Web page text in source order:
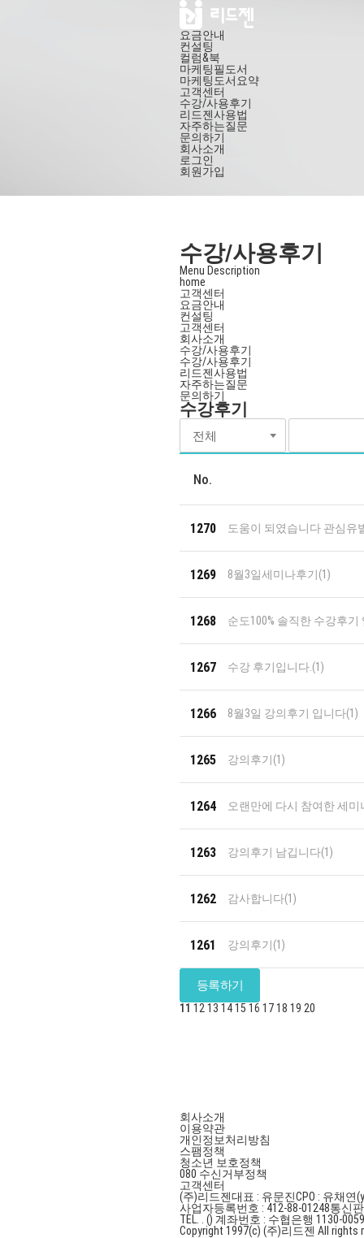
요금안내
컨설팅
컬럼&북
마케팅필도서
마케팅도서요약
고객센터
수강/사용후기
리드젠사용법
자주하는질문
문의하기
회사소개
로그인
회원가입
수강/사용후기
Menu Description
home
고객센터
요금안내
컨설팅
고객센터
회사소개
수강/사용후기
수강/사용후기
리드젠사용법
자주하는질문
문의하기
수강후기
No.
1270 도움이 되였습니다 관심유
1269 8월3일세미나후기(1)
1268 순도100% 솔직한 수강후기
1267 수강 후기입니다. (1)
1266 8월3일 강의후기 입니다(1)
1265 강의후기(1)
1264 오랜만에 다시 참여한 세
1263 강의후기 남깁니다(1)
1262 감사합니다(1)
1261 강의후기(1)
등록하기
11 12 13 1415 16 1718 19 20
회사소개
이용약관
개인정보처리방침
스팸정책
청소년 보호정책
080 수신거부정책
고객센터
(주)리드젠대표 : 유문진CPO : 유채연
사업자등록번호 : 412-88-01248통신
TEL. . () 계좌번호 : 수협은행 1130-
Copyright 1997(c) (주)리드젠 All rights